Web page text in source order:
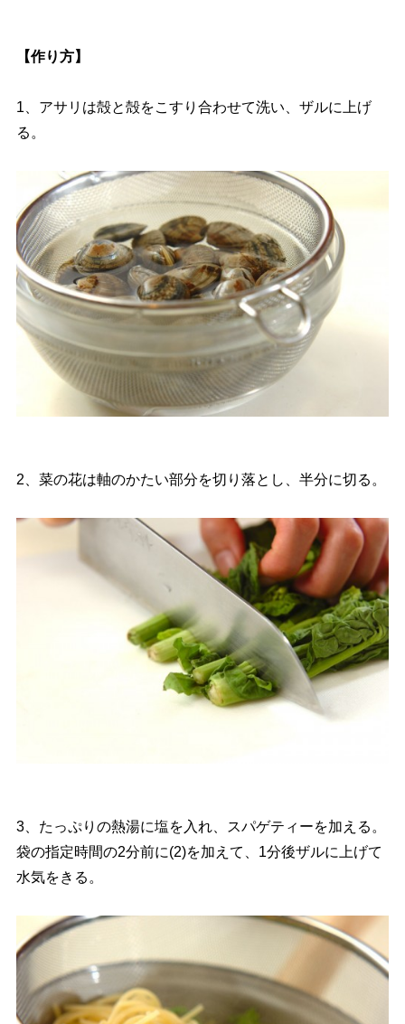
【作り方】
1、アサリは殻と殻をこすり合わせて洗い、ザルに上げ
る。
2、菜の花は軸のかたい部分を切り落とし、半分に切る。
3、たっぷりの熱湯に塩を入れ、スパゲティーを加える。
袋の指定時間の2分前に(2)を加えて、1分後ザルに上げて
水気をきる。